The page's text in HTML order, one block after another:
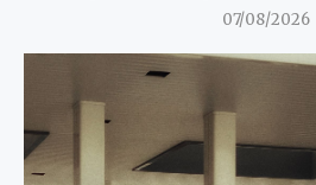
07/08/2026